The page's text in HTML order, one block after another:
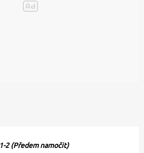
1-2 (Předem namočit)